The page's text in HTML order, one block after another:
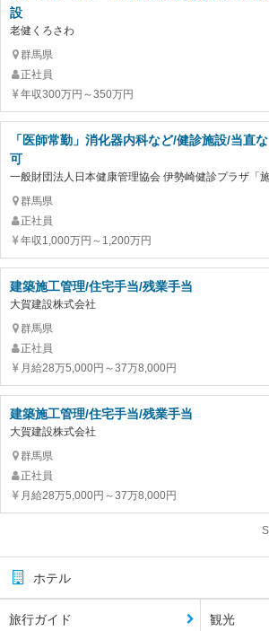
設
老健くろさわ
群馬県
正社員
年収300万円～350万円
「医師常勤」消化器内科など/健診施設/当直
可
一般財団法人日本健康管理協会 伊勢崎健診プラザ「施
群馬県
正社員
年収1,000万円～1,200万円
建築施工管理/住宅手当/残業手当
大賀建設株式会社
群馬県
正社員
月給28万5,000円～37万8,000円
建築施工管理/住宅手当/残業手当
大賀建設株式会社
群馬県
正社員
月給28万5,000円～37万8,000円
ホテル
旅行ガイド 観光